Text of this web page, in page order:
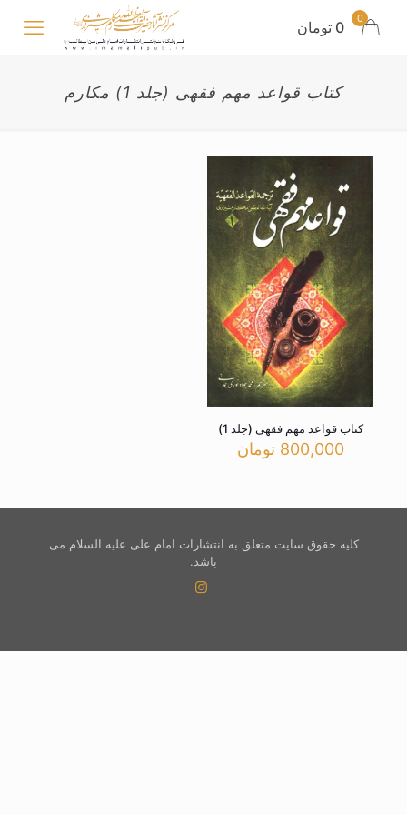
0 0 تومان
کتاب قواعد مهم فقهی (جلد 1) مکارم
کتاب قواعد مهم فقهی (جلد 1)
800,000 تومان
کلیه حقوق سایت متعلق به انتشارات امام علی علیه السلام می
باشد.